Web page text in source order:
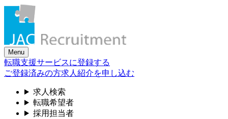
Skip
content
Menu
転職支援サービスに登録する
ご登録済みの方求人紹介を申し込む
求人検索
転職希望者
採用担当者